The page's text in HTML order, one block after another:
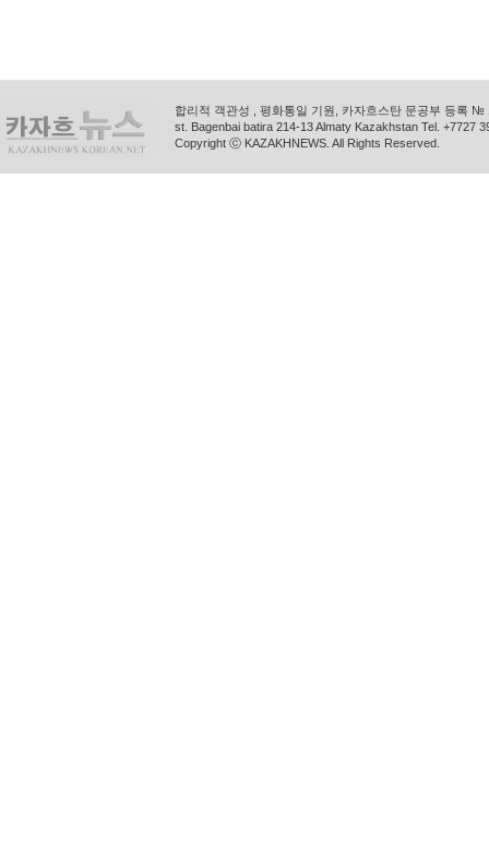
합리적 객관성 , 평화통일 기원, 카자흐스탄 문공부 등록
st. Bagenbai batira 214-13 Almaty Kazakhstan Tel. +7727
Copyright ⓒ KAZAKHNEWS. All Rights Reserved.